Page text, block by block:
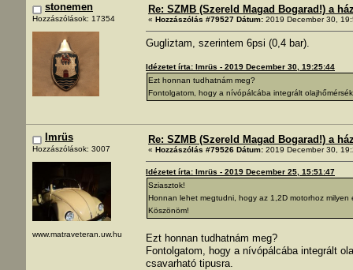
stonemen
Hozzászólások: 17354
Re: SZMB (Szereld Magad Bogarad!) a
« Hozzászólás #79527 Dátum: 2019 December 30,
Gugliztam, szerintem 6psi (0,4 bar).
Idézetet írta: Imrüs - 2019 December 30, 19:25:44
Ezt honnan tudhatnám meg?
Fontolgatom, hogy a nívópálcába integrált
Imrüs
Hozzászólások: 3007
www.matraveteran.uw.hu
Re: SZMB (Szereld Magad Bogarad!) a
« Hozzászólás #79526 Dátum: 2019 December 30,
Idézetet írta: Imrüs - 2019 December 25, 15:51:47
Sziasztok!
Honnan lehet megtudni, hogy az 1,2D motorhoz
Köszönöm!
Ezt honnan tudhatnám meg?
Fontolgatom, hogy a nívópálcába integrált
csavarható tipusra.